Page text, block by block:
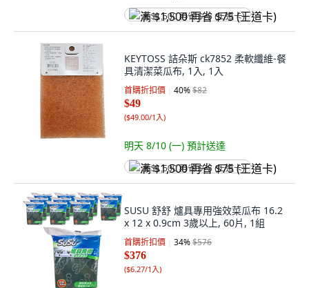
满 $1,500 再省 $75 (王道卡)
KEYTOSS 詰朵斯 ck7852 柔軟纖維-餐
具清潔菜瓜布, 1入, 1入
首購折扣價 40%$82
$49
($49.00/1入)
明天 8/10 (一) 預計送達
满 $1,500 再省 $75 (王道卡)
SUSU 舒舒 爐具專用強效菜瓜布 16.2
x 12 x 0.9cm 3歲以上, 60片, 1組
首購折扣價 34%$576
$376
($6.27/1入)